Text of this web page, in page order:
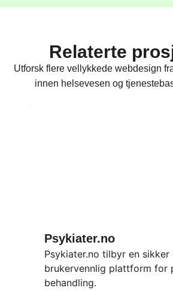
Relaterte
Utforsk flere vellykkede webdesign
innen helsevesen og
Psykiater.no
Psykiater.no tilbyr en sikker
brukervennlig plattform for
behandling.